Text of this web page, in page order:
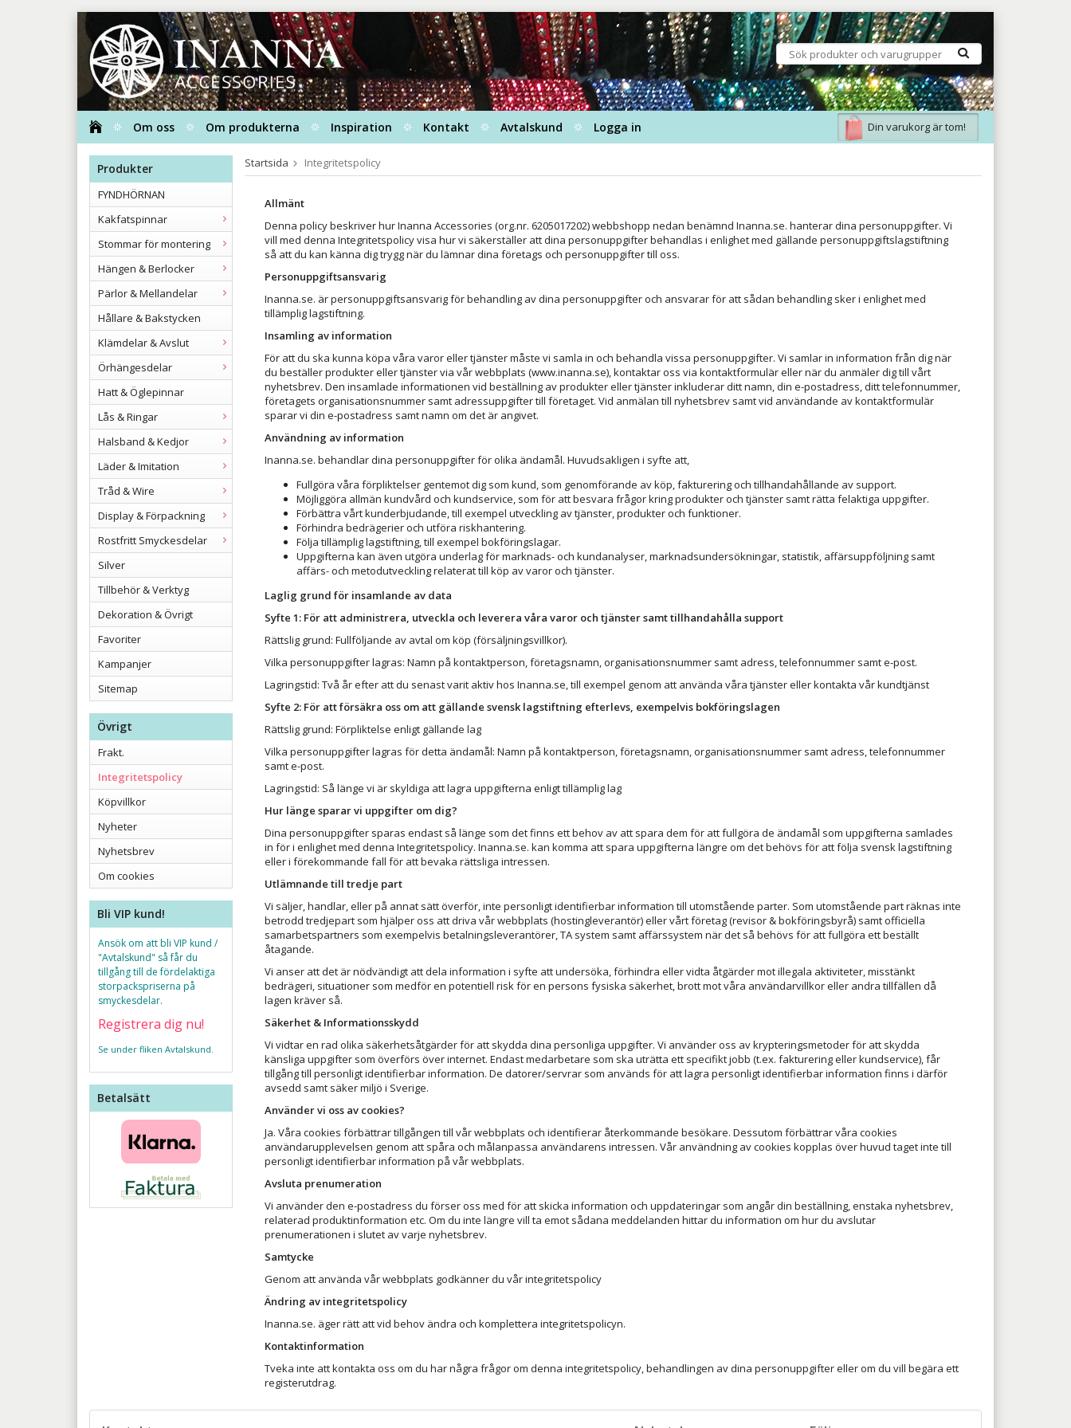
Om oss Om produkterna Inspiration Kontakt Avtalskund Logga in Din varukorg är tom!
Produkter
FYNDHÖRNAN
Kakfatspinnar
Stommar för montering
Hängen & Berlocker
Pärlor & Mellandelar
Hållare & Bakstycken
Klämdelar & Avslut
Örhängesdelar
Hatt & Öglepinnar
Lås & Ringar
Halsband & Kedjor
Läder & Imitation
Tråd & Wire
Display & Förpackning
Rostfritt Smyckesdelar
Silver
Tillbehör & Verktyg
Dekoration & Övrigt
Favoriter
Kampanjer
Sitemap
Övrigt
Frakt.
Integritetspolicy
Köpvillkor
Nyheter
Nyhetsbrev
Om cookies
Bli VIP kund!
Ansök om att bli VIP kund /
"Avtalskund" så får du
tillgång till de fördelaktiga
storpackspriserna på
smyckesdelar.
Registrera dig nu!
Se under fliken Avtalskund.
Betalsätt
Startsida Integritetspolicy
Allmänt
Denna policy beskriver hur Inanna Accessories (org.nr. 6205017202) webbshopp nedan benämnd Inanna.se. hanterar dina personuppgifter. Vi
vill med denna Integritetspolicy visa hur vi säkerställer att dina personuppgifter behandlas i enlighet med gällande personuppgiftslagstiftning
så att du kan känna dig trygg när du lämnar dina företags och personuppgifter till oss.
Personuppgiftsansvarig
Inanna.se. är personuppgiftsansvarig för behandling av dina personuppgifter och ansvarar för att sådan behandling sker i enlighet med
tillämplig lagstiftning.
Insamling av information
För att du ska kunna köpa våra varor eller tjänster måste vi samla in och behandla vissa personuppgifter. Vi samlar in information från dig när
du beställer produkter eller tjänster via vår webbplats (www.inanna.se), kontaktar oss via kontaktformulär eller när du anmäler dig till vårt
nyhetsbrev. Den insamlade informationen vid beställning av produkter eller tjänster inkluderar ditt namn, din e-postadress, ditt telefonnummer,
företagets organisationsnummer samt adressuppgifter till företaget. Vid anmälan till nyhetsbrev samt vid användande av kontaktformulär
sparar vi din e-postadress samt namn om det är angivet.
Användning av information
Inanna.se. behandlar dina personuppgifter för olika ändamål. Huvudsakligen i syfte att,
Fullgöra våra förpliktelser gentemot dig som kund, som genomförande av köp, fakturering och tillhandahållande av support.
Möjliggöra allmän kundvård och kundservice, som för att besvara frågor kring produkter och tjänster samt rätta felaktiga uppgifter.
Förbättra vårt kunderbjudande, till exempel utveckling av tjänster, produkter och funktioner.
Förhindra bedrägerier och utföra riskhantering.
Följa tillämplig lagstiftning, till exempel bokföringslagar.
Uppgifterna kan även utgöra underlag för marknads- och kundanalyser, marknadsundersökningar, statistik, affärsuppföljning samt
affärs- och metodutveckling relaterat till köp av varor och tjänster.
Laglig grund för insamlande av data
Syfte 1: För att administrera, utveckla och leverera våra varor och tjänster samt tillhandahålla support
Rättslig grund: Fullföljande av avtal om köp (försäljningsvillkor).
Vilka personuppgifter lagras: Namn på kontaktperson, företagsnamn, organisationsnummer samt adress, telefonnummer samt e-post.
Lagringstid: Två år efter att du senast varit aktiv hos Inanna.se, till exempel genom att använda våra tjänster eller kontakta vår kundtjänst
Syfte 2: För att försäkra oss om att gällande svensk lagstiftning efterlevs, exempelvis bokföringslagen
Rättslig grund: Förpliktelse enligt gällande lag
Vilka personuppgifter lagras för detta ändamål: Namn på kontaktperson, företagsnamn, organisationsnummer samt adress, telefonnummer
samt e-post.
Lagringstid: Så länge vi är skyldiga att lagra uppgifterna enligt tillämplig lag
Hur länge sparar vi uppgifter om dig?
Dina personuppgifter sparas endast så länge som det finns ett behov av att spara dem för att fullgöra de ändamål som uppgifterna samlades
in för i enlighet med denna Integritetspolicy. Inanna.se. kan komma att spara uppgifterna längre om det behövs för att följa svensk lagstiftning
eller i förekommande fall för att bevaka rättsliga intressen.
Utlämnande till tredje part
Vi säljer, handlar, eller på annat sätt överför, inte personligt identifierbar information till utomstående parter. Som utomstående part räknas inte
betrodd tredjepart som hjälper oss att driva vår webbplats (hostingleverantör) eller vårt företag (revisor & bokföringsbyrå) samt officiella
samarbetspartners som exempelvis betalningsleverantörer, TA system samt affärssystem när det så behövs för att fullgöra ett beställt
åtagande.
Vi anser att det är nödvändigt att dela information i syfte att undersöka, förhindra eller vidta åtgärder mot illegala aktiviteter, misstänkt
bedrägeri, situationer som medför en potentiell risk för en persons fysiska säkerhet, brott mot våra användarvillkor eller andra tillfällen då
lagen kräver så.
Säkerhet & Informationsskydd
Vi vidtar en rad olika säkerhetsåtgärder för att skydda dina personliga uppgifter. Vi använder oss av krypteringsmetoder för att skydda
känsliga uppgifter som överförs över internet. Endast medarbetare som ska uträtta ett specifikt jobb (t.ex. fakturering eller kundservice), får
tillgång till personligt identifierbar information. De datorer/servrar som används för att lagra personligt identifierbar information finns i därför
avsedd samt säker miljö i Sverige.
Använder vi oss av cookies?
Ja. Våra cookies förbättrar tillgången till vår webbplats och identifierar återkommande besökare. Dessutom förbättrar våra cookies
användarupplevelsen genom att spåra och målanpassa användarens intressen. Vår användning av cookies kopplas över huvud taget inte till
personligt identifierbar information på vår webbplats.
Avsluta prenumeration
Vi använder den e-postadress du förser oss med för att skicka information och uppdateringar som angår din beställning, enstaka nyhetsbrev,
relaterad produktinformation etc. Om du inte längre vill ta emot sådana meddelanden hittar du information om hur du avslutar
prenumerationen i slutet av varje nyhetsbrev.
Samtycke
Genom att använda vår webbplats godkänner du vår integritetspolicy
Ändring av integritetspolicy
Inanna.se. äger rätt att vid behov ändra och komplettera integritetspolicyn.
Kontaktinformation
Tveka inte att kontakta oss om du har några frågor om denna integritetspolicy, behandlingen av dina personuppgifter eller om du vill begära ett
registerutdrag.